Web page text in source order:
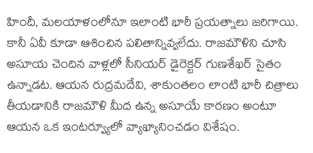
హిందీ, మలయాళంలోనూ ఇలాంటి భారీ ప్రయత్నాలు జరిగాయి.
కానీ ఏవీ కూడా ఆశించిన పలితాన్నివ్వలేదు. రాజమౌళిని చూసి
అసూయ చెందిన వాళ్లలో సీనియర్ డైరెక్టర్ గుణశేఖర్ సైతం
ఉన్నాడట. ఆయన రుద్రమదేవి, శాకుంతలం లాంటి భారీ చిత్రాలు
తీయడానికి రాజమౌళి మీద ఉన్న అసూయే కారణం అంటూ
ఆయన ఒక ఇంటర్వ్యూలో వ్యాఖ్యానించడం విశేషం.